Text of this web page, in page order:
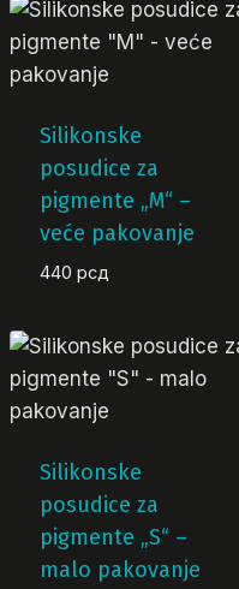
Silikonske
posudice za
pigmente „M“ –
veće pakovanje
440 рсд
Silikonske
posudice za
pigmente „S“ –
malo pakovanje